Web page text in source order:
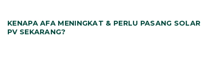
KENAPA AFA MENINGKAT & PERLU PASANG SOLAR
PV SEKARANG?